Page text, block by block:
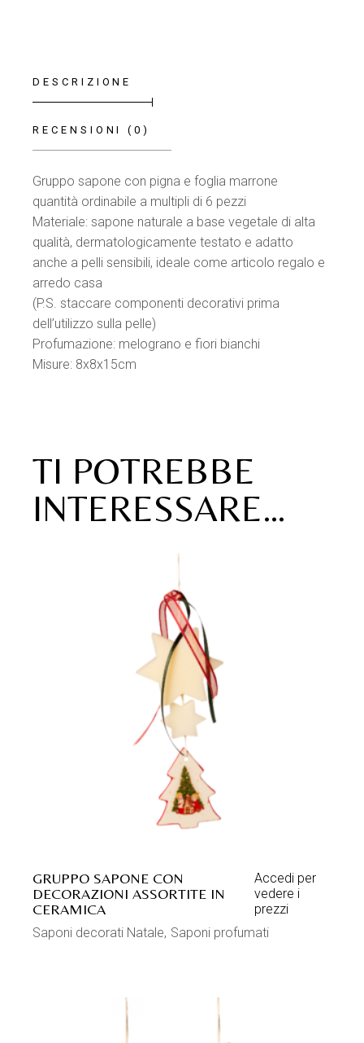
DESCRIZIONE
RECENSIONI (0)
Gruppo sapone con pigna e foglia marrone
quantità ordinabile a multipli di 6 pezzi
Materiale: sapone naturale a base vegetale di alta
qualità, dermatologicamente testato e adatto
anche a pelli sensibili, ideale come articolo regalo e
arredo casa
(P.S. staccare componenti decorativi prima
dell’utilizzo sulla pelle)
Profumazione: melograno e fiori bianchi
Misure: 8x8x15cm
TI POTREBBE
INTERESSARE…
GRUPPO SAPONE CON
DECORAZIONI ASSORTITE IN
CERAMICA
Accedi per
vedere i
prezzi
Saponi decorati Natale Saponi profumati